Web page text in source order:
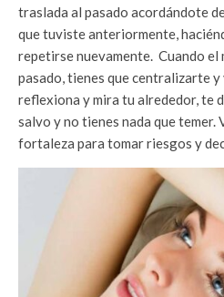
traslada al pasado acordándote
que tuviste anteriormente,
repetirse nuevamente. Cuando
pasado, tienes que centralizarte
reflexiona y mira tu alrededor, te
salvo y no tienes nada que temer.
fortaleza para tomar riesgos y